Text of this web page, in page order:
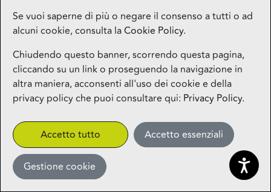
Se vuoi saperne di più o negare il consenso a tutti o ad
alcuni cookie, consulta laCookie Policy.
Chiudendo questo banner, scorrendo questa pagina,
cliccando su un link o proseguendo la navigazione in
altra maniera, acconsenti all'uso dei cookie e della
privacy policy che puoi consultare qui: Privacy Policy.
Accetto tutto Accetto essenziali
Gestione cookie